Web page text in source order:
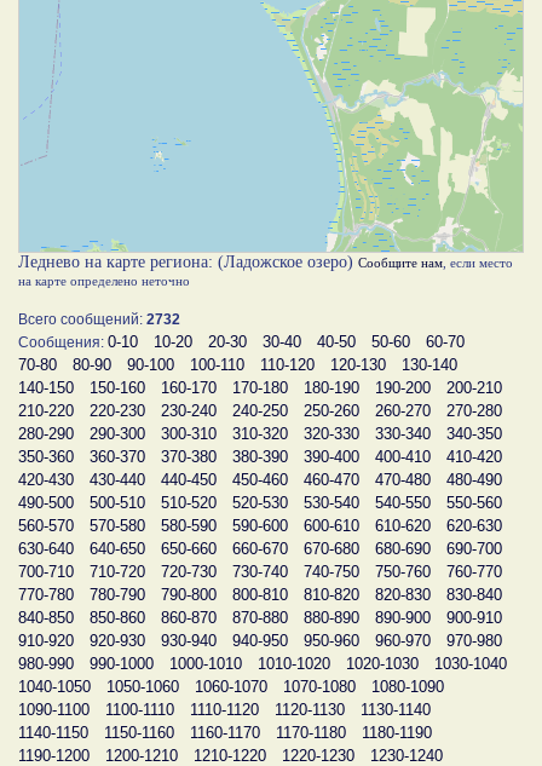
Леднево на карте региона: (Ладожское озеро) Сообщите нам , если место
на карте определено неточно
Всего сообщений: 2732
Сообщения: 0-10 10-20 20-30 30-40 40-50 50-60
60-70
70-80
80-90 90-100 100-110 110-120 120-130
130-140
140-150
150-160 160-170 170-180 180-190 190-200
200-210
210-220
220-230 230-240 240-250 250-260 260-270
270-280
280-290
290-300 300-310 310-320 320-330 330-340
340-350
350-360
360-370 370-380 380-390 390-400 400-410
410-420
420-430
430-440 440-450 450-460 460-470 470-480
480-490
490-500
500-510 510-520 520-530 530-540 540-550
550-560
560-570
570-580 580-590 590-600 600-610 610-620
620-630
630-640
640-650 650-660 660-670 670-680 680-690
690-700
700-710
710-720 720-730 730-740 740-750 750-760
760-770
770-780
780-790 790-800 800-810 810-820 820-830
830-840
840-850
850-860 860-870 870-880 880-890 890-900
900-910
910-920
920-930 930-940 940-950 950-960 960-970
970-980
980-990
990-1000 1000-1010 1010-1020 1020-1030
1030-1040
1040-1050
1050-1060 1060-1070 1070-1080
1080-1090
1090-1100
1100-1110 1110-1120 1120-1130
1130-1140
1140-1150
1150-1160 1160-1170 1170-1180
1180-1190
1190-1200
1200-1210 1210-1220 1220-1230
1230-1240